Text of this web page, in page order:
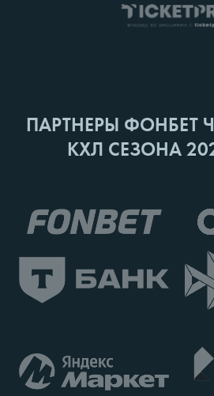
ПАРТНЕРЫ ФОНБЕТ
КХЛ СЕЗОНА